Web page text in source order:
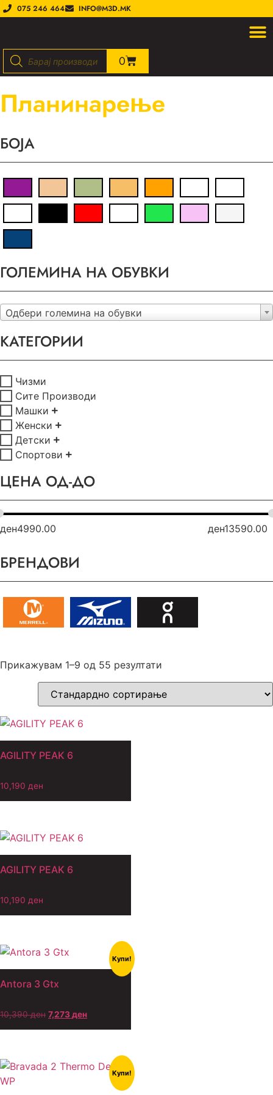
075 246 464 INFO@M3D.MK
0
Планинарење
БОJА
ГОЛЕМИНА НА ОБУВКИ
Одбери големина на обувки
КАТЕГОРИИ
Чизми
Сите Производи
Машки
Женски
Детски
Спортови
ЦЕНА ОД-ДО
ден4990.00 ден13590.00
БРЕНДОВИ
Прикажувам 1–9 од 55 резултати
AGILITY PEAK 6
10,190 ден
AGILITY PEAK 6
10,190 ден
Купи!
Antora 3 Gtx
10,390ден 7,273ден
Купи!